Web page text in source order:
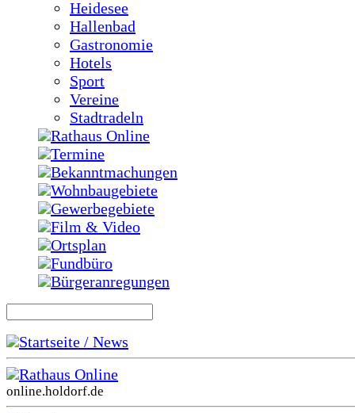
Heidesee
Hallenbad
Gastronomie
Hotels
Sport
Vereine
Stadtradeln
Rathaus Online
Termine
Bekanntmachungen
Wohnbaugebiete
Gewerbegebiete
Film & Video
Ortsplan
Fundbüro
Bürgeranregungen
Startseite / News
Rathaus Online
online.holdorf.de